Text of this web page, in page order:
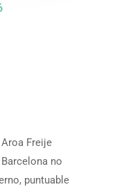
Freije
no
puntuable